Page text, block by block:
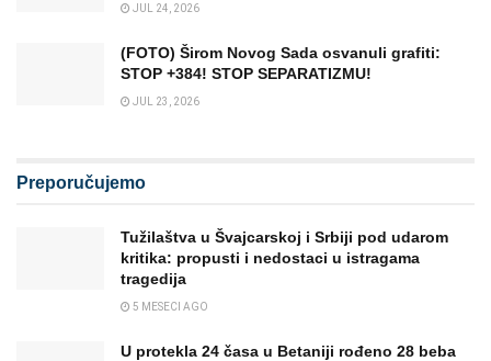
JUL 24, 2026
(FOTO) Širom Novog Sada osvanuli grafiti:
STOP +384! STOP SEPARATIZMU!
JUL 23, 2026
Preporučujemo
Tužilaštva u Švajcarskoj i Srbiji pod udarom
kritika: propusti i nedostaci u istragama
tragedija
5 MESECI AGO
U protekla 24 časa u Betaniji rođeno 28 beba